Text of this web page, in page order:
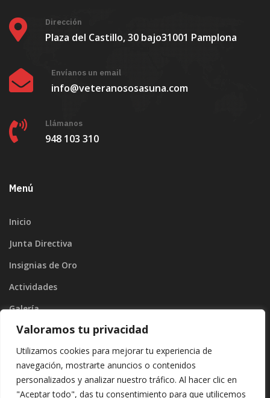
Valoramos tu privacidad
Utilizamos cookies para mejorar tu experiencia de
navegación, mostrarte anuncios o contenidos
personalizados y analizar nuestro tráfico. Al hacer clic en
"Aceptar todo", das tu consentimiento para que utilicemos
Dirección
Plaza del Castillo, 30 bajo31001 Pamplona
Envíanos un email
info@veteranososasuna.com
Llámanos
948 103 310
Menú
Inicio
Junta Directiva
Insignias de Oro
Actividades
Galería
Blog
Contacto